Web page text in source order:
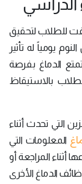
للطلاب لتحقيق
7-8 ساعات من النوم يومياً له تأثير
الدماغ بفرصة
بالاستيقاظ
التي تحدث أثناء
المعلومات التي
أثناء المراجعة أو
الدماغ الأخرى